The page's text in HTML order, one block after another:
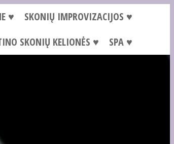
♥
SKONIŲ IMPROVIZACIJOS ♥
SKONIŲ KELIONĖS ♥ SPA ♥